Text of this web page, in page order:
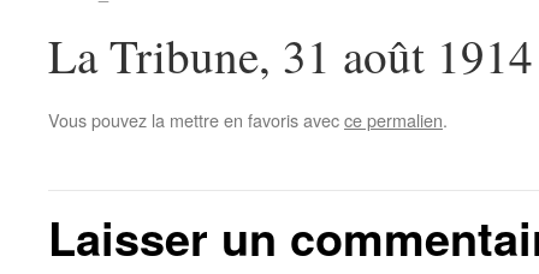
La Tribune, 31 août 1914
Vous pouvez la mettre en favoris avecce permalien.
Laisser un